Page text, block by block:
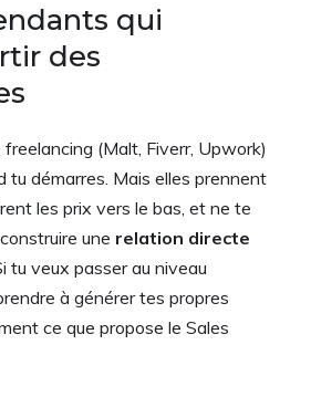
qui
des
(Malt, Fiverr, Upwork)
tu démarres. Mais elles prennent
les prix vers le bas, et ne te
une relation directe
tu veux passer au niveau
à générer tes propres
ce que propose le Sales